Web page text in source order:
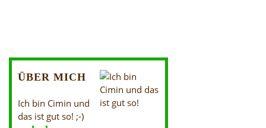
ÜBER MICH
Ich bin Cimin und
das ist gut so! ;-)